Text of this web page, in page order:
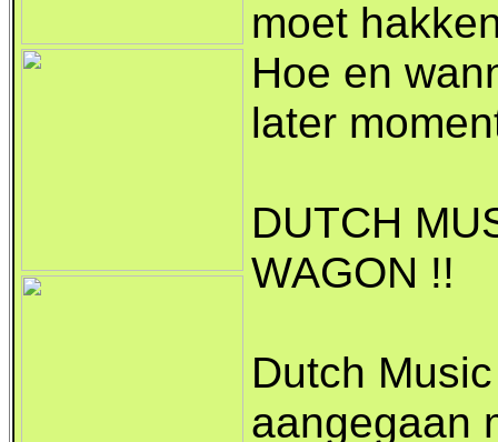
moet
Hoe en
later
DUTCH
WAGON !!
Dutch
aangegaan